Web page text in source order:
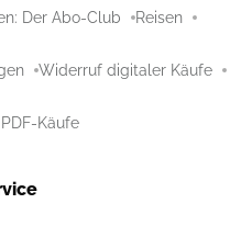
Der Abo-Club Reisen
Widerruf digitaler Käufe
Käufe